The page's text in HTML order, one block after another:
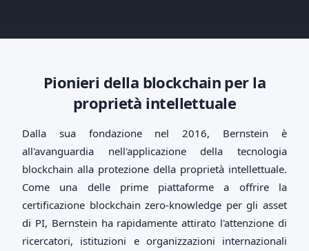
Pionieri della blockchain per la
proprietà intellettuale
Dalla sua fondazione nel 2016, Bernstein è
all'avanguardia nell'applicazione della tecnologia
blockchain alla protezione della proprietà intellettuale.
Come una delle prime piattaforme a offrire la
certificazione blockchain zero-knowledge per gli asset
di PI, Bernstein ha rapidamente attirato l'attenzione di
ricercatori, istituzioni e organizzazioni internazionali